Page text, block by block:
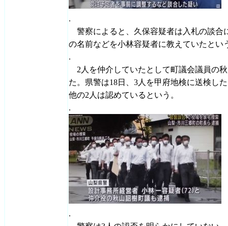
.
警察によると、久保容疑者は入札の談合
の名前などを小林容疑者に教えていたとい
.
2人を仲介していたとして町議会議員の
た。県警は18日、3人を甲府地検に送検し
他の2人は認めているという。
.
.